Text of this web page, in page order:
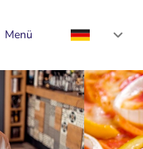
Menü